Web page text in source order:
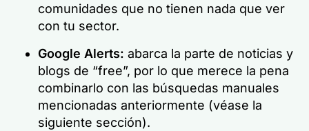
comunidades que no tienen nada que ver
con tu sector.
Google Alerts: abarca la parte de noticias y
blogs de “free”, por lo que merece la pena
combinarlo con las búsquedas manuales
mencionadas anteriormente (véase la
siguiente sección).